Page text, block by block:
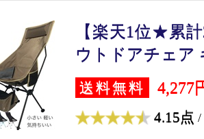
【楽天1位★累
ウトドアチェア
送料無料 4,277
4.15点 /